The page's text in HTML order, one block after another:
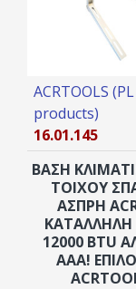
ACRTOOLS (PL
products)
16.01.145
ΒΑΣΗ
ΤΟΙΧΟΥ
ΑΣΠΡΗ
ΚΑΤΑΛΛΗΛΗ
12000 BTU
ΑΑΑ!